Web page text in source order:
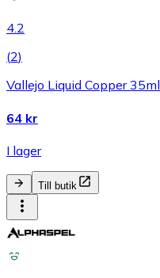
4.2
(2)
Vallejo Liquid Copper 35ml
64 kr
I lager
Till butik